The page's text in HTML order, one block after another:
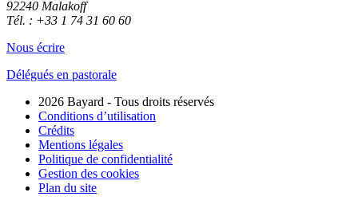
92240 Malakoff
Tél. : +33 1 74 31 60 60
Nous écrire
Délégués en pastorale
2026 Bayard - Tous droits réservés
Conditions d’utilisation
Crédits
Mentions légales
Politique de confidentialité
Gestion des cookies
Plan du site